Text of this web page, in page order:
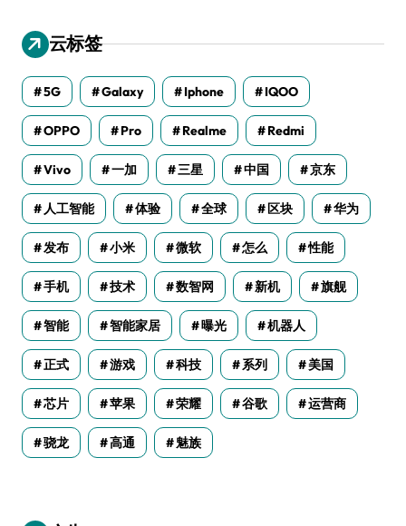
云标签
5G Galaxy Iphone IQOO
OPPO Pro Realme Redmi
Vivo 一加 三星 中国 京东
人工智能 体验 全球 区块 华为
发布 小米 微软 怎么 性能
手机 技术 数智网 新机 旗舰
智能 智能家居 曝光 机器人
正式 游戏 科技 系列 美国
芯片 苹果 荣耀 谷歌 运营商
骁龙 高通 魅族